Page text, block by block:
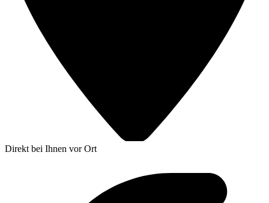
Direkt bei Ihnen vor Ort